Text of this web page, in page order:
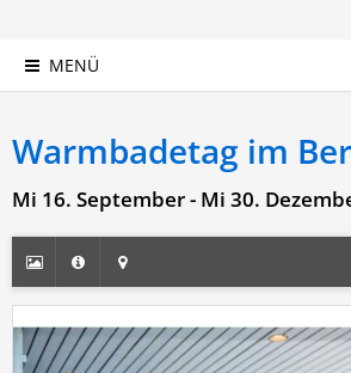
MENÜ
Warmbadetag im
Mi 16. September - Mi 30.